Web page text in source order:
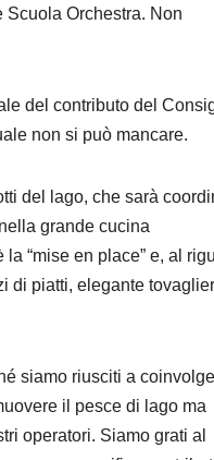
Scuola Orchestra. Non
del contributo del
non si può mancare.
del lago, che sarà
grande cucina
“mise en place” e, al
di piatti, elegante
siamo riusciti a
il pesce di lago ma
operatori. Siamo grati al